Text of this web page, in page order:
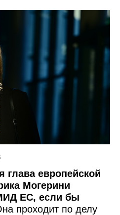
европейской
Могерини
ЕС, если бы
проходит по делу